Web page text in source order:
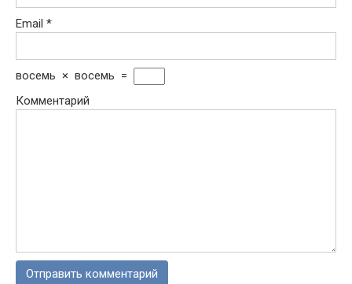
Email *
восемь × восемь =
Комментарий